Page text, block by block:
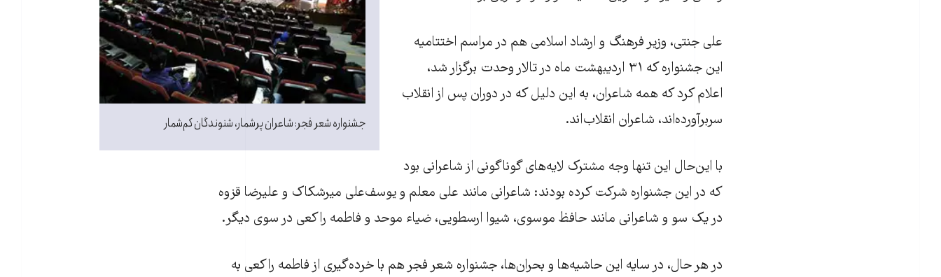
جشنواره شعر فجر: شاعران پرشمار، شنوندگان کم‌شمار
علی جنتی، وزیر فرهنگ و ارشاد اسلامی هم در مراسم اختتامیه
این جشنواره که ۳۱ اردیبهشت ماه در تالار وحدت برگزار شد،
اعلام کرد که همه شاعران، به این دلیل که در دوران پس از انقلاب
سربرآورده‌اند، شاعران انقلاب‌اند.
با این‌حال این تنها وجه مشترک لایه‌های گوناگونی از شاعرانی بود
که در این جشنواره شرکت کرده بودند: شاعرانی مانند علی معلم و یوسف‌علی میرشکاک و علیرضا قزوه
در یک سو و شاعرانی مانند حافظ موسوی، شیوا ارسطویی، ضیاء‌ موحد و فاطمه راکعی در سوی دیگر.
در هر حال، در سایه این حاشیه‌ها و بحران‌ها، جشنواره شعر فجر هم با خرده‌گیری از فاطمه راکعی به